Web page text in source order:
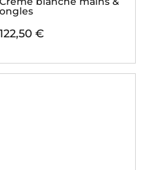
ongles
122,50 €